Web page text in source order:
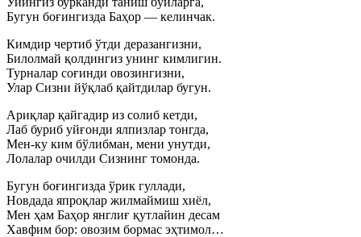
Бугун боғингизда Баҳор — келинчак.
Кимдир чертиб ўтди деразангизни,
Билолмай қолдингиз унинг кимлигин.
Турналар соғинди овозингизни,
Улар Сизни йўқлаб қайтдилар бугун.
Ариқлар қайгадир из солиб кетди,
Лаб буриб уйғонди ялпизлар тонгда,
Мен-ку ким бўлибман, мени унутди,
Лолалар очилди Сизнинг томонда.
Бугун боғингизда ўрик гуллади,
Новдада япроқлар жилмаймиш хиёл,
Мен ҳам Баҳор янглиғ қутлайин десам
Хавфим бор: овозим бормас эҳтимол…